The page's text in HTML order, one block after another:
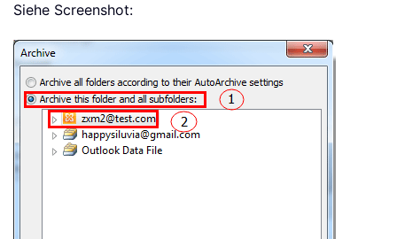
Siehe Screenshot: